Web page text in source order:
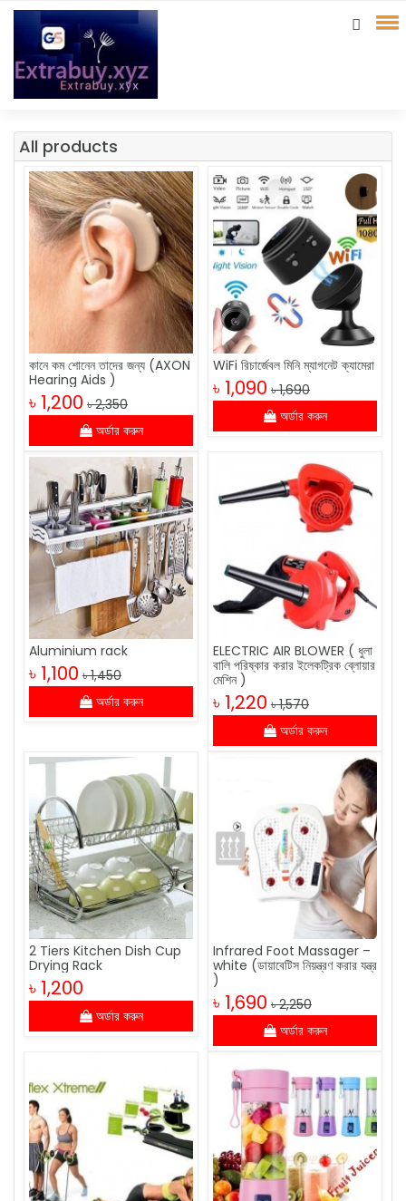
All products
কানে কম শোনেন তাদের জন্য (AXON
Hearing Aids )
৳ 1,200 ৳ 2,350
অর্ডার করুন
WiFi রিচার্জেবল মিনি ম্যাগনেট ক্যামেরা
৳ 1,090 ৳ 1,690
অর্ডার করুন
Aluminium rack
৳ 1,100 ৳ 1,450
অর্ডার করুন
ELECTRIC AIR BLOWER ( ধুলা
বালি পরিষ্কার করার ইলেকট্রিক ব্লোয়ার
মেশিন )
৳ 1,220 ৳ 1,570
অর্ডার করুন
2 Tiers Kitchen Dish Cup
Drying Rack
৳ 1,200
অর্ডার করুন
Infrared Foot Massager –
white (ডায়াবেটিস নিয়ন্ত্রণ করার যন্ত্র
)
৳ 1,690 ৳ 2,250
অর্ডার করুন